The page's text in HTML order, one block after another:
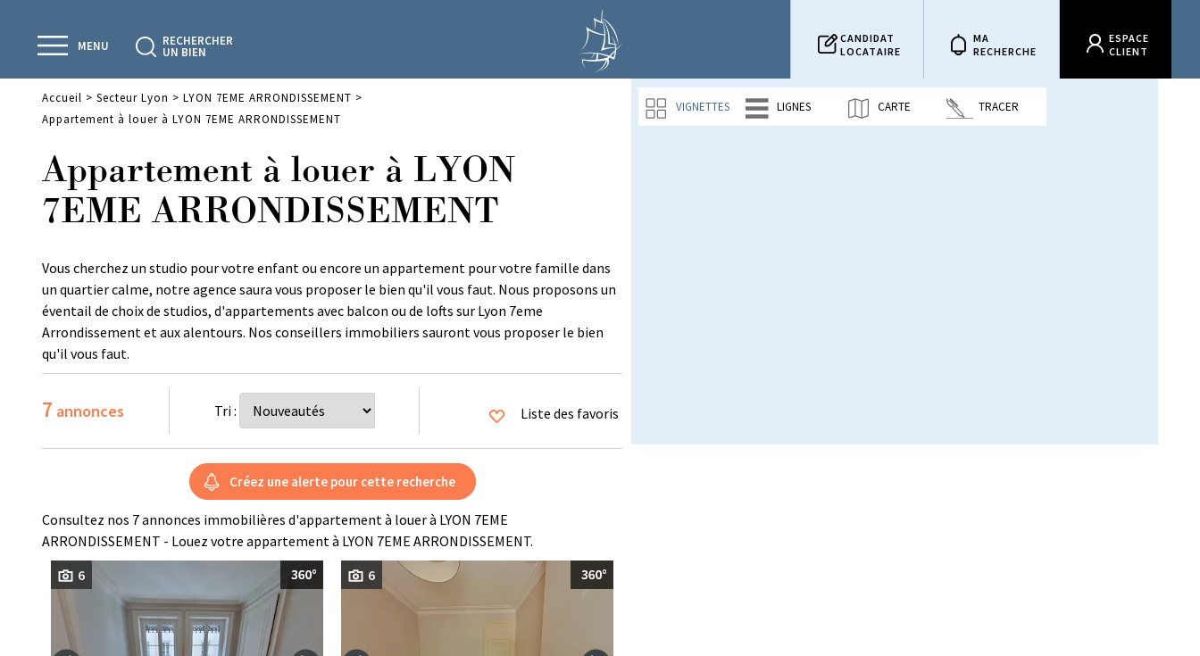
CANDIDAT
LOCATAIRE
MA
RECHERCHE
ESPACE
CLIENT
RECHERCHER
UN BIEN
MENU
VIGNETTES LIGNES CARTE TRACER
Accueil > Secteur Lyon > LYON 7EME ARRONDISSEMENT >
Appartement à louer à LYON 7EME ARRONDISSEMENT
Appartement à louer à LYON
7EME ARRONDISSEMENT
Vous cherchez un studio pour votre enfant ou encore un appartement pour votre famille dans
un quartier calme, notre agence saura vous proposer le bien qu'il vous faut. Nous proposons un
éventail de choix de studios, d'appartements avec balcon ou de lofts sur Lyon 7eme
Arrondissement et aux alentours. Nos conseillers immobiliers sauront vous proposer le bien
qu'il vous faut.
7 annonces Tri : Liste des favoris
Consultez nos 7 annonces immobilières d'appartement à louer à LYON 7EME
ARRONDISSEMENT - Louez votre appartement à LYON 7EME ARRONDISSEMENT.
6
6